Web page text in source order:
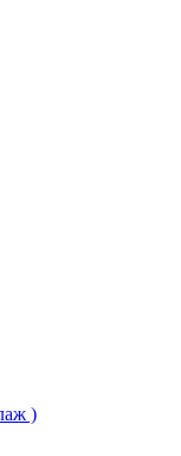
)